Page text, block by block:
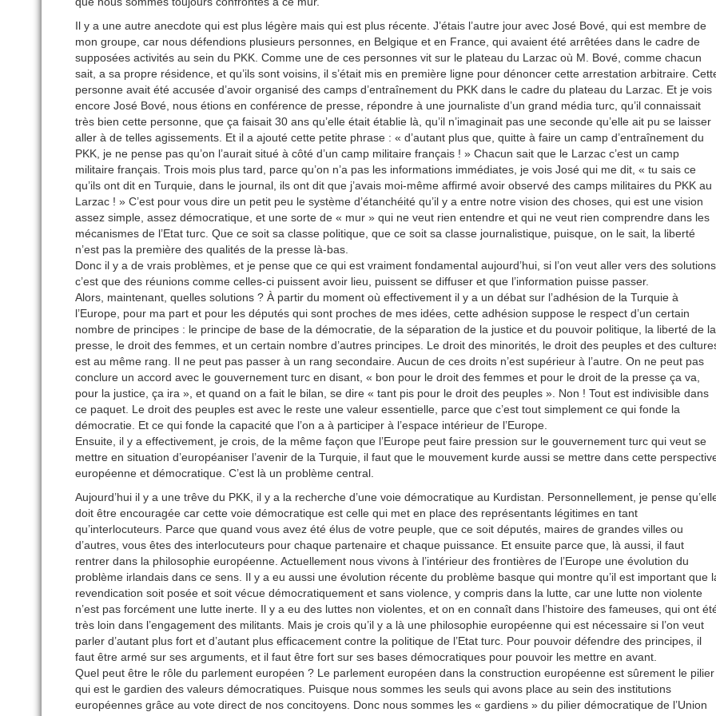
Il y a une autre anecdote qui est plus légère mais qui est plus récente. J’étais l’autre jour avec José Bové, qui est membre de
mon groupe, car nous défendions plusieurs personnes, en Belgique et en France, qui avaient été arrêtées dans le cadre de
supposées activités au sein du PKK. Comme une de ces personnes vit sur le plateau du Larzac où M. Bové, comme chacun
sait, a sa propre résidence, et qu’ils sont voisins, il s’était mis en première ligne pour dénoncer cette arrestation arbitraire.
personne avait été accusée d’avoir organisé des camps d’entraînement du PKK dans le cadre du plateau du Larzac. Et je vois
encore José Bové, nous étions en conférence de presse, répondre à une journaliste d’un grand média turc, qu’il connaissait
très bien cette personne, que ça faisait 30 ans qu’elle était établie là, qu’il n’imaginait pas une seconde qu’elle ait pu se laisser
aller à de telles agissements. Et il a ajouté cette petite phrase : « d’autant plus que, quitte à faire un camp d’entraînement du
PKK, je ne pense pas qu’on l’aurait situé à côté d’un camp militaire français ! » Chacun sait que le Larzac c’est un camp
militaire français. Trois mois plus tard, parce qu’on n’a pas les informations immédiates, je vois José qui me dit, « tu sais ce
qu’ils ont dit en Turquie, dans le journal, ils ont dit que j’avais moi-même affirmé avoir observé des camps militaires du PKK au
Larzac ! » C’est pour vous dire un petit peu le système d’étanchéité qu’il y a entre notre vision des choses, qui est une vision
assez simple, assez démocratique, et une sorte de « mur » qui ne veut rien entendre et qui ne veut rien comprendre dans les
mécanismes de l’Etat turc. Que ce soit sa classe politique, que ce soit sa classe journalistique, puisque, on le sait, la liberté
n’est pas la première des qualités de la presse là-bas.
Donc il y a de vrais problèmes, et je pense que ce qui est vraiment fondamental aujourd’hui, si l’on veut aller vers des solutions,
c’est que des réunions comme celles-ci puissent avoir lieu, puissent se diffuser et que l’information puisse passer.
Alors, maintenant, quelles solutions ? À partir du moment où effectivement il y a un débat sur l’adhésion de la Turquie à
l’Europe, pour ma part et pour les députés qui sont proches de mes idées, cette adhésion suppose le respect d’un certain
nombre de principes : le principe de base de la démocratie, de la séparation de la justice et du pouvoir politique, la liberté de la
presse, le droit des femmes, et un certain nombre d’autres principes. Le droit des minorités, le droit des peuples et des
est au même rang. Il ne peut pas passer à un rang secondaire. Aucun de ces droits n’est supérieur à l’autre. On ne peut pas
conclure un accord avec le gouvernement turc en disant, « bon pour le droit des femmes et pour le droit de la presse ça va,
pour la justice, ça ira », et quand on a fait le bilan, se dire « tant pis pour le droit des peuples ». Non ! Tout est indivisible dans
ce paquet. Le droit des peuples est avec le reste une valeur essentielle, parce que c’est tout simplement ce qui fonde la
démocratie. Et ce qui fonde la capacité que l’on a à participer à l’espace intérieur de l’Europe.
Ensuite, il y a effectivement, je crois, de la même façon que l’Europe peut faire pression sur le gouvernement turc qui veut se
mettre en situation d’européaniser l’avenir de la Turquie, il faut que le mouvement kurde aussi se mettre dans cette
européenne et démocratique. C’est là un problème central.
Aujourd’hui il y a une trêve du PKK, il y a la recherche d’une voie démocratique au Kurdistan. Personnellement, je pense
doit être encouragée car cette voie démocratique est celle qui met en place des représentants légitimes en tant
qu’interlocuteurs. Parce que quand vous avez été élus de votre peuple, que ce soit députés, maires de grandes villes ou
d’autres, vous êtes des interlocuteurs pour chaque partenaire et chaque puissance. Et ensuite parce que, là aussi, il faut
rentrer dans la philosophie européenne. Actuellement nous vivons à l’intérieur des frontières de l’Europe une évolution du
problème irlandais dans ce sens. Il y a eu aussi une évolution récente du problème basque qui montre qu’il est important que
revendication soit posée et soit vécue démocratiquement et sans violence, y compris dans la lutte, car une lutte non violente
n’est pas forcément une lutte inerte. Il y a eu des luttes non violentes, et on en connaît dans l’histoire des fameuses, qui ont
très loin dans l’engagement des militants. Mais je crois qu’il y a là une philosophie européenne qui est nécessaire si l’on veut
parler d’autant plus fort et d’autant plus efficacement contre la politique de l’Etat turc. Pour pouvoir défendre des principes, il
faut être armé sur ses arguments, et il faut être fort sur ses bases démocratiques pour pouvoir les mettre en avant.
Quel peut être le rôle du parlement européen ? Le parlement européen dans la construction européenne est sûrement le pilier
qui est le gardien des valeurs démocratiques. Puisque nous sommes les seuls qui avons place au sein des institutions
européennes grâce au vote direct de nos concitoyens. Donc nous sommes les « gardiens » du pilier démocratique de l’Union